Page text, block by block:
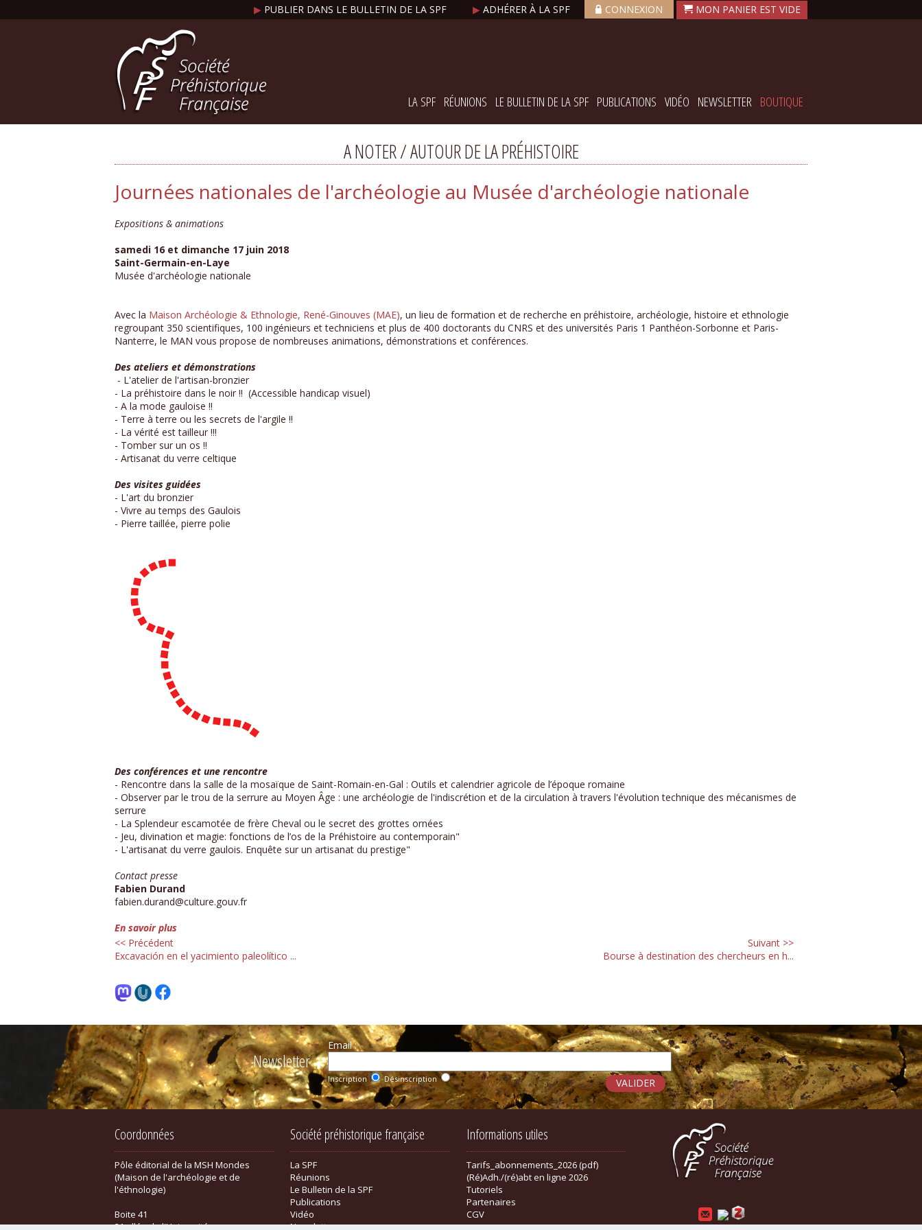
▶ PUBLIER DANS LE BULLETIN DE LA SPF ▶ ADHÉRER À LA SPF CONNEXION
LA SPF RÉUNIONS LE BULLETIN DE LA SPF PUBLICATIONS VIDÉO NEWSLETTER BOUTIQUE
A NOTER / AUTOUR DE LA PRÉHISTOIRE
Journées nationales de l'archéologie au Musée d'archéologie nationale
Expositions & animations
samedi 16 et dimanche 17 juin 2018
Saint-Germain-en-Laye
Musée d'archéologie nationale
Avec la Maison Archéologie & Ethnologie, René-Ginouves (MAE), un lieu de formation et de recherche en préhistoire, archéologie, histoire et ethnologie
regroupant 350 scientifiques, 100 ingénieurs et techniciens et plus de 400 doctorants du CNRS et des universités Paris 1 Panthéon-Sorbonne et Paris-
Nanterre, le MAN vous propose de nombreuses animations, démonstrations et conférences.
Des ateliers et démonstrations
- L'atelier de l'artisan-bronzier
- La préhistoire dans le noir !! (Accessible handicap visuel)
- A la mode gauloise !!
- Terre à terre ou les secrets de l'argile !!
- La vérité est tailleur !!!
- Tomber sur un os !!
- Artisanat du verre celtique
Des visites guidées
- L'art du bronzier
- Vivre au temps des Gaulois
- Pierre taillée, pierre polie
Des conférences et une rencontre
- Rencontre dans la salle de la mosaïque de Saint-Romain-en-Gal : Outils et calendrier agricole de l’époque romaine
- Observer par le trou de la serrure au Moyen Âge : une archéologie de l'indiscrétion et de la circulation à travers l'évolution technique des mécanismes de
serrure
- La Splendeur escamotée de frère Cheval ou le secret des grottes ornées
- Jeu, divination et magie: fonctions de l’os de la Préhistoire au contemporain"
- L'artisanat du verre gaulois. Enquête sur un artisanat du prestige"
Contact presse
Fabien Durand
fabien.durand@culture.gouv.fr
En savoir plus
<< Précédent
Excavación en el yacimiento paleolítico ...
Suivant >>
Bourse à destination des chercheurs en h...
Newsletter
Email :
Inscription Désinscription
Coordonnées
Pôle éditorial de la MSH Mondes
(Maison de l'archéologie et de
l'éthnologie)
Boite 41
21 allée de l'Université
Société préhistorique française
La SPF
Réunions
Le Bulletin de la SPF
Publications
Vidéo
Newsletter
Informations utiles
Tarifs_abonnements_2026 (pdf)
(Ré)Adh./(ré)abt en ligne 2026
Tutoriels
Partenaires
CGV